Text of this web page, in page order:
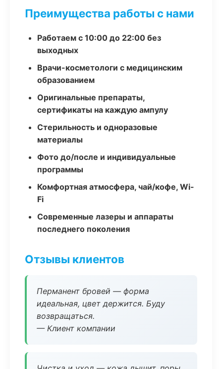
Преимущества работы с нами
Работаем с 10:00 до 22:00 без
выходных
Врачи-косметологи с медицинским
образованием
Оригинальные препараты,
сертификаты на каждую ампулу
Стерильность и одноразовые
материалы
Фото до/после и индивидуальные
программы
Комфортная атмосфера, чай/кофе, Wi-
Fi
Современные лазеры и аппараты
последнего поколения
Отзывы клиентов
Перманент бровей — форма
идеальная, цвет держится. Буду
возвращаться.
— Клиент компании